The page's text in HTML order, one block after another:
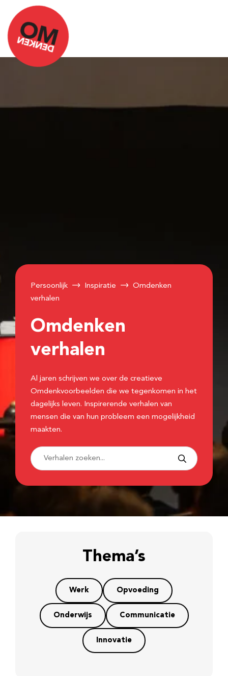
Persoonlijk Inspiratie
Omdenken
verhalen
Omdenken
verhalen
Al jaren schrijven we over de creatieve
Omdenkvoorbeelden die we tegenkomen in het
dagelijks leven. Inspirerende verhalen van
mensen die van hun probleem een mogelijkheid
maakten.
Thema’s
Werk Opvoeding
Onderwijs Communicatie
Innovatie